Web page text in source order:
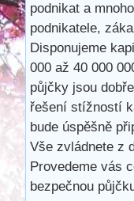
podnikat a
podnikatele,
Disponujeme
000 až 40 000
půjčky jsou
řešení stížností
bude úspěšně
Vše zvládnete z
Provedeme vás
bezpečnou